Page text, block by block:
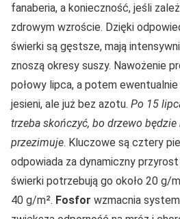
fanaberia, a konieczność, jeśli
zdrowym wzroście. Dzięki
świerki są gęstsze, mają
znoszą okresy suszy. Nawożenie
połowy lipca, a potem
jesieni, ale już bez azotu. Po 15
trzeba skończyć, bo drzewo będzie
przezimuje. Kluczowe są cztery
odpowiada za dynamiczny
świerki potrzebują go około 20 g/
40 g/m². Fosfor wzmacnia